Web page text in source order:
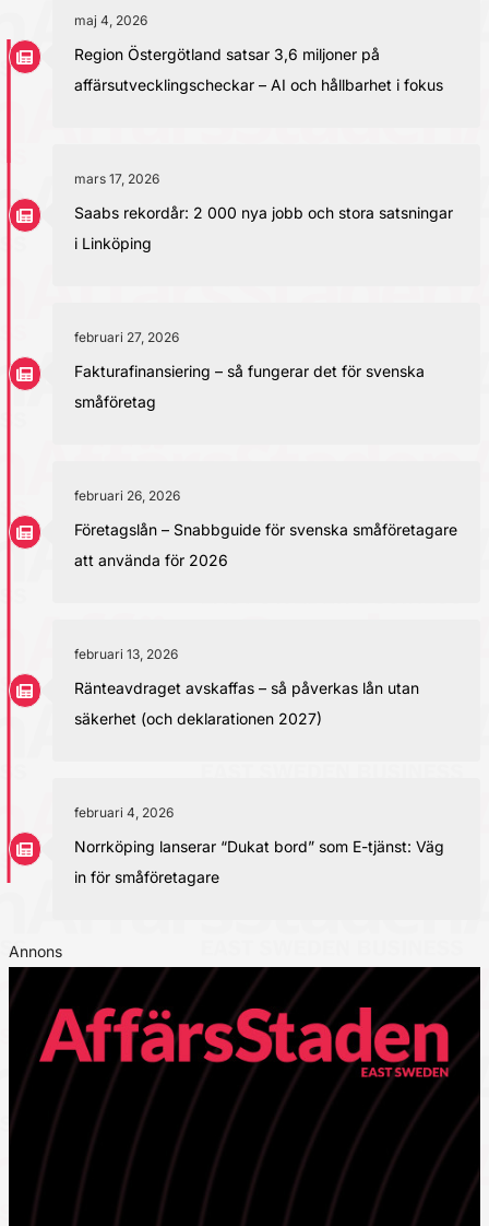
maj 4, 2026
Region Östergötland satsar 3,6 miljoner på
affärsutvecklingscheckar – AI och hållbarhet i fokus
mars 17, 2026
Saabs rekordår: 2 000 nya jobb och stora satsningar
i Linköping
februari 27, 2026
Fakturafinansiering – så fungerar det för svenska
småföretag
februari 26, 2026
Företagslån – Snabbguide för svenska småföretagare
att använda för 2026
februari 13, 2026
Ränteavdraget avskaffas – så påverkas lån utan
säkerhet (och deklarationen 2027)
februari 4, 2026
Norrköping lanserar “Dukat bord” som E-tjänst: Väg
in för småföretagare
Annons